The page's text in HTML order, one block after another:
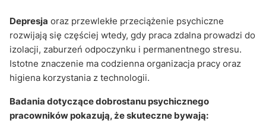
Depresja oraz przewlekłe przeciążenie psychiczne
rozwijają się częściej wtedy, gdy praca zdalna prowadzi do
izolacji, zaburzeń odpoczynku i permanentnego stresu.
Istotne znaczenie ma codzienna organizacja pracy oraz
higiena korzystania z technologii.
Badania dotyczące dobrostanu psychicznego
pracowników pokazują, że skuteczne bywają: